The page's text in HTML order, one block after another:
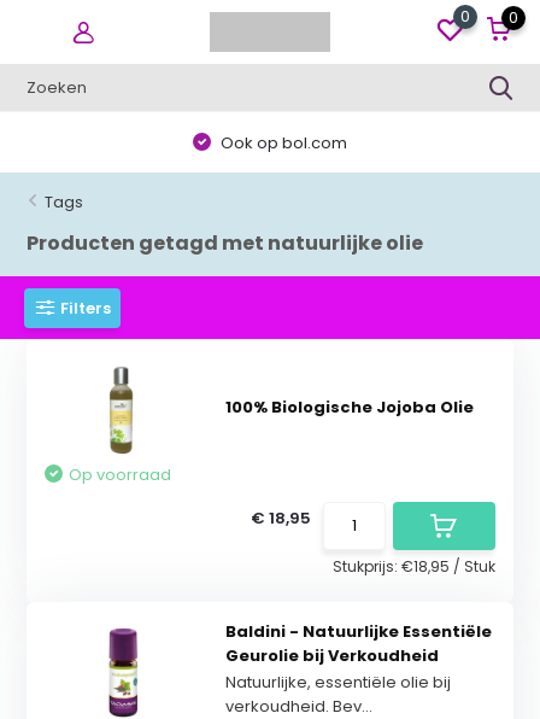
0 0
Ook op bol.com
Tags
Producten getagd met natuurlijke olie
Filters
100% Biologische Jojoba Olie
Op voorraad
€ 18,95
Stukprijs: €18,95 / Stuk
Baldini - Natuurlijke Essentiële
Geurolie bij Verkoudheid
Natuurlijke, essentiële olie bij
verkoudheid. Bev...